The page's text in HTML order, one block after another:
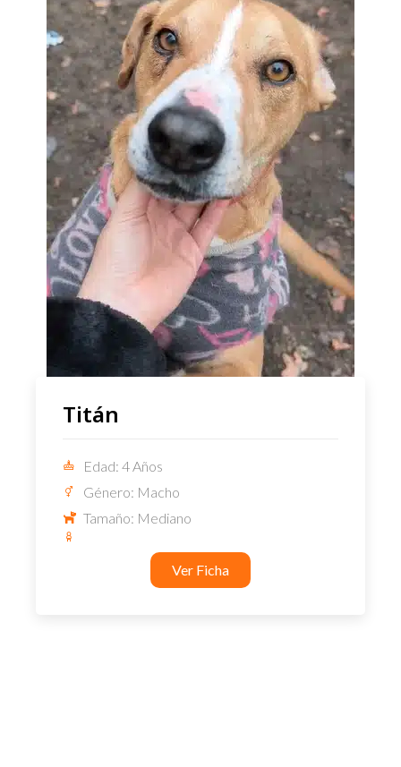
Titán
Edad: 4 Años
Género: Macho
Tamaño: Mediano
Ver Ficha